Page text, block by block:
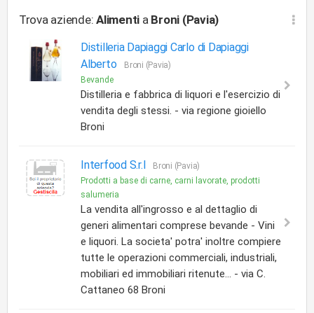
Trova aziende:Alimenti a Broni (Pavia)
Distilleria Dapiaggi Carlo di Dapiaggi
Alberto
Broni (Pavia)
Bevande
Distilleria e fabbrica di liquori e l'esercizio di
vendita degli stessi. - via regione gioiello
Broni
Interfood S.r.l
Broni (Pavia)
Prodotti a base di carne, carni lavorate, prodotti
salumeria
La vendita all'ingrosso e al dettaglio di
generi alimentari comprese bevande - Vini
e liquori. La societa' potra' inoltre compiere
tutte le operazioni commerciali, industriali,
mobiliari ed immobiliari ritenute... - via C.
Cattaneo 68 Broni